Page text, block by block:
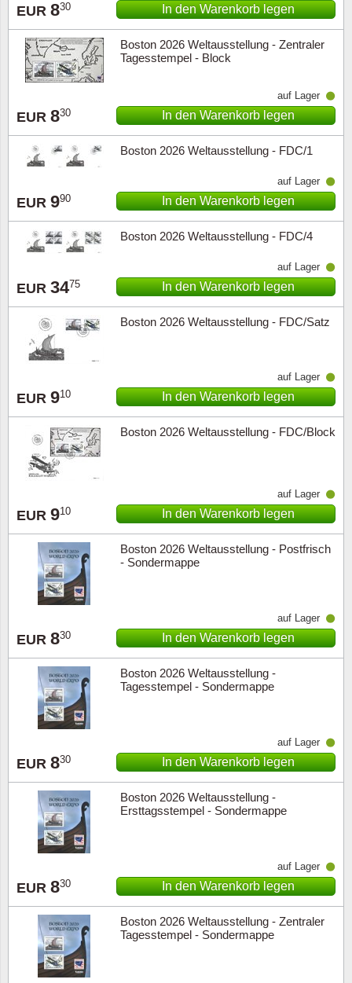
EUR 830 In den Warenkorb legen
Boston 2026 Weltausstellung - Zentraler
Tagesstempel - Block
EUR 830
auf Lager
In den Warenkorb legen
Boston 2026 Weltausstellung - FDC/1
EUR 990
auf Lager
In den Warenkorb legen
Boston 2026 Weltausstellung - FDC/4
EUR 3475
auf Lager
In den Warenkorb legen
Boston 2026 Weltausstellung - FDC/Satz
EUR 910
auf Lager
In den Warenkorb legen
Boston 2026 Weltausstellung - FDC/Block
EUR 910
auf Lager
In den Warenkorb legen
Boston 2026 Weltausstellung - Postfrisch
- Sondermappe
EUR 830
auf Lager
In den Warenkorb legen
Boston 2026 Weltausstellung -
Tagesstempel - Sondermappe
EUR 830
auf Lager
In den Warenkorb legen
Boston 2026 Weltausstellung -
Ersttagsstempel - Sondermappe
EUR 830
auf Lager
In den Warenkorb legen
Boston 2026 Weltausstellung - Zentraler
Tagesstempel - Sondermappe